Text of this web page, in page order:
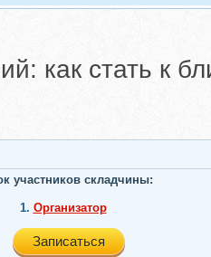
как стать к
участников складчины:
1. Организатор
Записаться